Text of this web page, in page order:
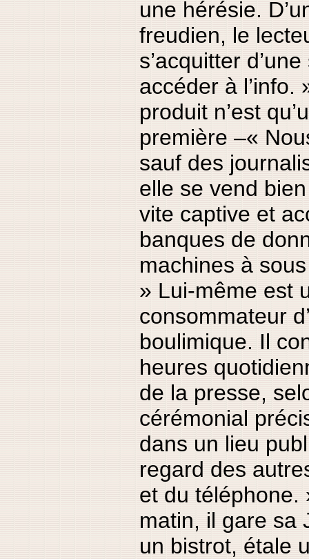
une hérésie.
freudien, le
s’acquitter
accéder à l’info.
produit n’est
première –«
sauf des
elle se vend
vite captive et
banques de
machines à
» Lui-même est
consommateur
boulimique. Il
heures
de la presse,
cérémonial
dans un lieu
regard des
et du téléphone.
matin, il gare sa
un bistrot, étale